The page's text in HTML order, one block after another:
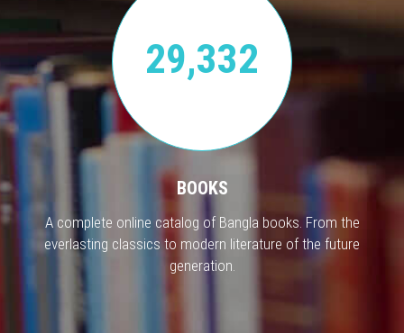
29,332
BOOKS
A complete online catalog of Bangla books. From the
everlasting classics to modern literature of the future
generation.